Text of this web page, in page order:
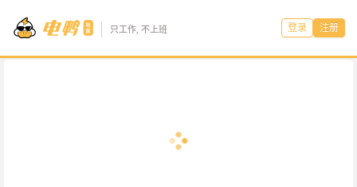
只工作, 不上班 登录 注册